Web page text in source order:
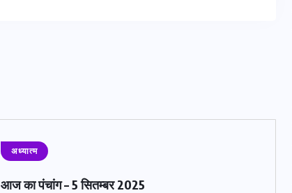
अध्यात्म
आज का पंचांग – 5 सितम्बर 2025